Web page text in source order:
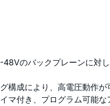
48Vのバックプレーンに対
構成により、高電圧動作が
マ付き、プログラム可能な